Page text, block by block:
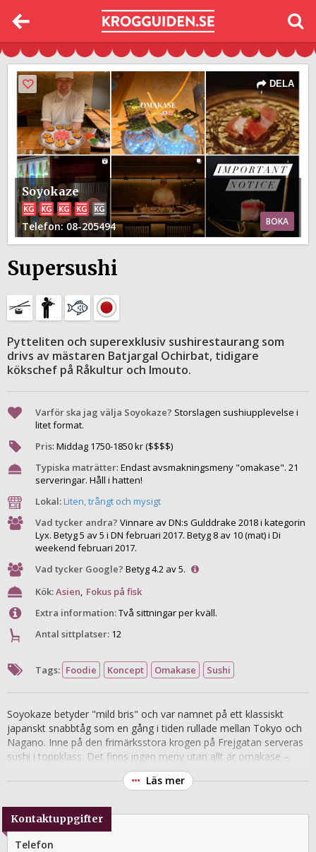
Soyokaze
Telefon: 08-205494 BOKA
DELA
Supersushi
Pytteliten och superexklusiv sushirestaurang som
drivs av mästaren Batjargal Ochirbat, tidigare
kökschef på Råkultur och Imouto.
Varför ska jag välja Soyokaze? Storslagen sushiupplevelse i
litet format.
Pris: Middag 1750-1850kr ($$$$)
Typiska maträtter: Endast avsmakningsmeny "omakase". 21
serveringar. Håll i hatten!
Lokal:Liten, trångt och mysigt
Vad tycker andra? Vinnare av DN:s Gulddrake 2018 i kategorin
Lyx. Betyg 5 av 5 i DN februari 2017. Betyg 8 av 10 (mat) i Di
weekend februari 2017.
Vad tycker Google? Betyg 4.2 av 5.
Kök:Asien, Fokus på fisk
Extra information:Två sittningar per kväll.
Antal sittplatser: 12
Tags: Foodie Koncept Omakase Sushi
Soyokaze betyder "mild bris" och var namnet på ett klassiskt
japanskt snabbtåg som en gång i tiden rullade mellan Tokyo och
Nagano. Inne på den frimärksstora krogen på Frejgatan serveras
sushi i toppklass. Det finns ingen meny utan allt är omakase –
kockens val utifrån vilka råvaror som är bäst för dagen. Den som
har gott om pengar kan boka hela krogen för lunch eller event.
Läs mer
Kontaktuppgifter
Telefon